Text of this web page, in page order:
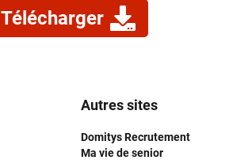
Télécharger
Autres sites
Domitys Recrutement
Ma vie de senior